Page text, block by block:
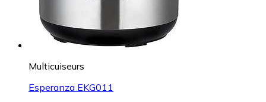
Multicuiseurs
Esperanza EKG011